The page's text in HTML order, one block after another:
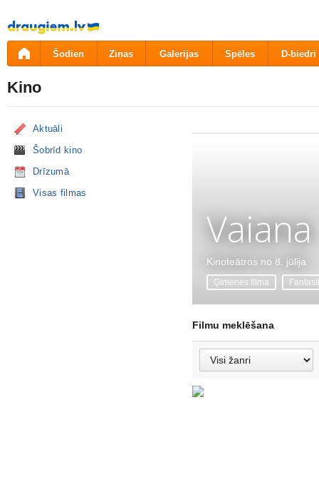
Pāriet
uz
saturu
Šodien Ziņas Galerijas Spēles D-biedri
Kino
Aktuāli
Šobrīd kino
Drīzumā
Visas filmas
Vaiana
Kinoteātros no 8. jūlija
Ģimenes filma
Filmu meklēšana